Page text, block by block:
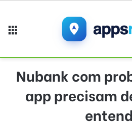
Nubank com
app precisam